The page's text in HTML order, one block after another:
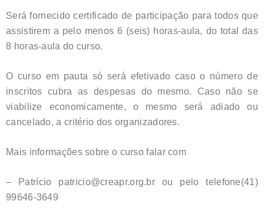
Será fornecido certificado de participação para todos que
assistirem a pelo menos 6 (seis) horas-aula, do total das
8 horas-aula do curso.
O curso em pauta só será efetivado caso o número de
inscritos cubra as despesas do mesmo. Caso não se
viabilize economicamente, o mesmo será adiado ou
cancelado, a critério dos organizadores.
Mais informações sobre o curso falar com
– Patrício patricio@creapr.org.br ou pelo telefone(41)
99646-3649